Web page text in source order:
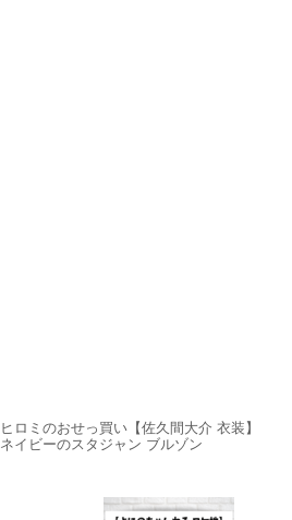
ヒロミのおせっ買い【佐久間大介 衣装】
ネイビーのスタジャン ブルゾン